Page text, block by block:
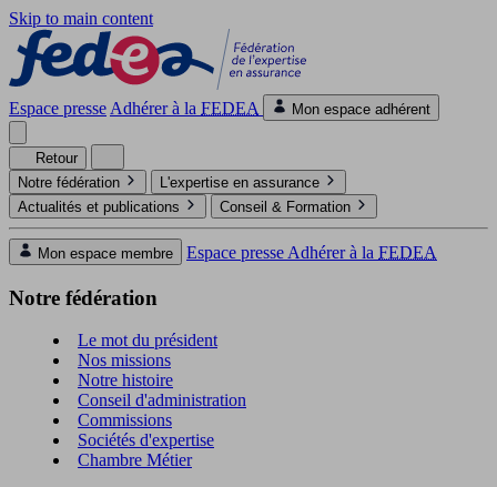
Skip to main content
Espace presse Adhérer à la FEDEA Mon espace adhérent
Retour
Notre fédération
L'expertise en assurance
Actualités et publications
Conseil & Formation
Mon espace membre Espace presse Adhérer à la FEDEA
Notre fédération
Le mot du président
Nos missions
Notre histoire
Conseil d'administration
Commissions
Sociétés d'expertise
Chambre Métier